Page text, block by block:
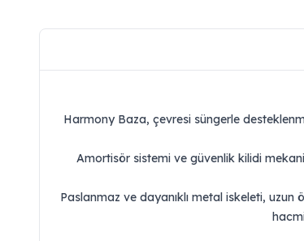
Harmony Baza, çevresi süngerle
Amortisör sistemi ve güvenlik kilidi
Paslanmaz ve dayanıklı metal iskeleti,